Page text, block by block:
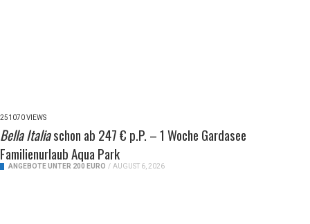
251070 VIEWS
Bella Italiaschon ab 247 € p.P. – 1 Woche Gardasee
Familienurlaub Aqua Park
ANGEBOTE UNTER 200 EURO / AUGUST 6, 2026